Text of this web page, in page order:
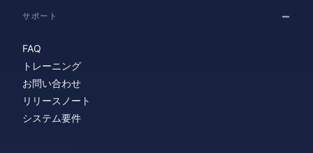
サポート
FAQ
トレーニング
お問い合わせ
リリースノート
システム要件